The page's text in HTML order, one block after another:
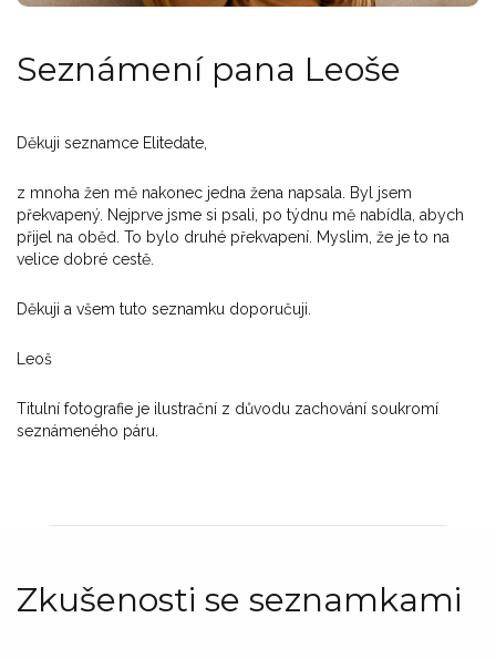
Seznámení pana Leoše
Děkuji seznamce Elitedate,
z mnoha žen mě nakonec jedna žena napsala. Byl jsem
překvapený. Nejprve jsme si psali, po týdnu mě nabídla, abych
přijel na oběd. To bylo druhé překvapení. Myslim, že je to na
velice dobré cestě.
Děkuji a všem tuto seznamku doporučuji.
Leoš
Titulní fotografie je ilustrační z důvodu zachování soukromí
seznámeného páru.
Zkušenosti se seznamkami